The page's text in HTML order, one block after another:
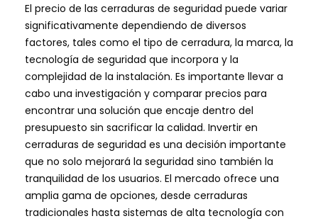
El precio de las cerraduras de seguridad puede variar
significativamente dependiendo de diversos
factores, tales como el tipo de cerradura, la marca, la
tecnología de seguridad que incorpora y la
complejidad de la instalación. Es importante llevar a
cabo una investigación y comparar precios para
encontrar una solución que encaje dentro del
presupuesto sin sacrificar la calidad. Invertir en
cerraduras de seguridad es una decisión importante
que no solo mejorará la seguridad sino también la
tranquilidad de los usuarios. El mercado ofrece una
amplia gama de opciones, desde cerraduras
tradicionales hasta sistemas de alta tecnología con